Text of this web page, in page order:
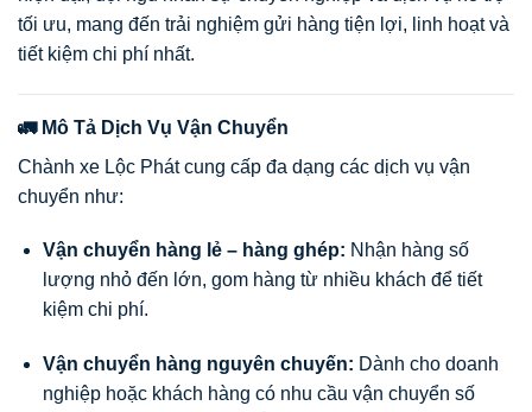
tối ưu, mang đến trải nghiệm gửi hàng tiện lợi, linh hoạt và
tiết kiệm chi phí nhất.
🚛 Mô Tả Dịch Vụ Vận Chuyển
Chành xe Lộc Phát cung cấp đa dạng các dịch vụ vận
chuyển như:
Vận chuyển hàng lẻ – hàng ghép: Nhận hàng số
lượng nhỏ đến lớn, gom hàng từ nhiều khách để tiết
kiệm chi phí.
Vận chuyển hàng nguyên chuyến: Dành cho doanh
nghiệp hoặc khách hàng có nhu cầu vận chuyển số